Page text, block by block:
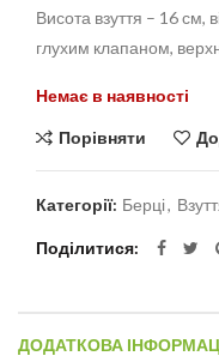
Висота взуття – 16 см,
глухим клапаном,
Немає в наявності
Порівняти
Категорії: Берці,
Поділитися
ДОДАТКОВА